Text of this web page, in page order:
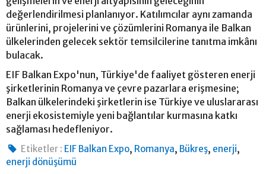
değerlendirilmesi planlanıyor. Katılımcılar aynı zamanda
ürünlerini, projelerini ve çözümlerini Romanya ile Balkan
ülkelerinden gelecek sektör temsilcilerine tanıtma imkânı
bulacak.
EIF Balkan Expo'nun, Türkiye'de faaliyet gösteren enerji
şirketlerinin Romanya ve çevre pazarlara erişmesine;
Balkan ülkelerindeki şirketlerin ise Türkiye ve uluslararası
enerji ekosistemiyle yeni bağlantılar kurmasına katkı
sağlaması hedefleniyor.
Etiketler : EIF Balkan Expo, Romanya, Bükreş, enerji,
enerji dönüşümü